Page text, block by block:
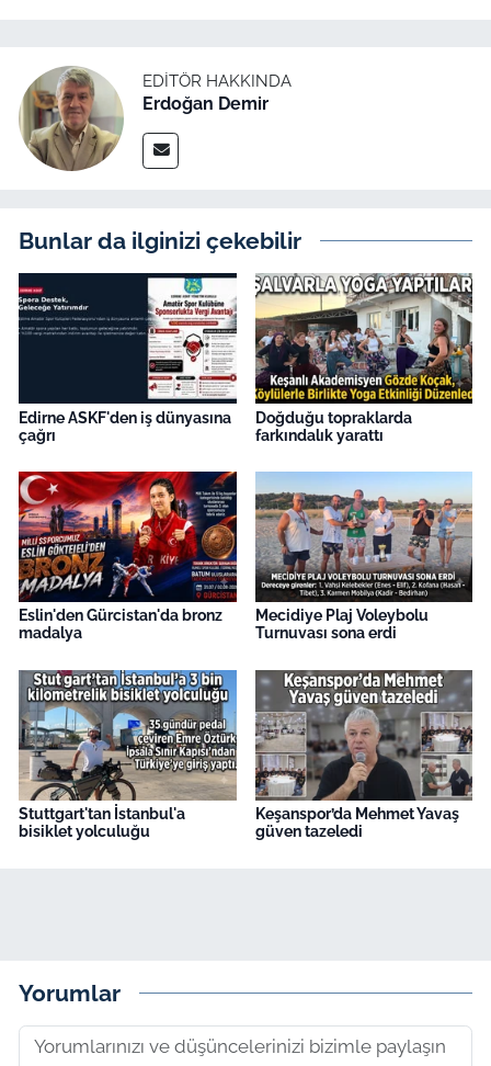
EDITÖR HAKKINDA
Erdoğan Demir
Bunlar da ilginizi çekebilir
Edirne ASKF'den iş dünyasına
çağrı
Doğduğu topraklarda
farkındalık yarattı
Eslin'den Gürcistan'da bronz
madalya
Mecidiye Plaj Voleybolu
Turnuvası sona erdi
Stuttgart'tan İstanbul'a
bisiklet yolculuğu
Keşanspor’da Mehmet Yavaş
güven tazeledi
Yorumlar
Bilim Teknoloji
English News
Finans
Genel-A
Gündem-Eğitim